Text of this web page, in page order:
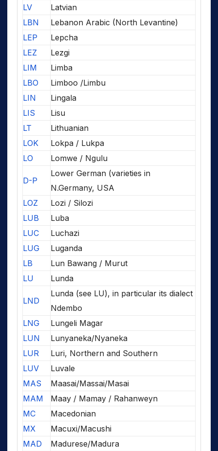
LV
Latvian
LBN
Lebanon Arabic (North Levantine)
LEP
Lepcha
LEZ
Lezgi
LIM
Limba
LBO
Limboo /Limbu
LIN
Lingala
LIS
Lisu
LT
Lithuanian
LOK
Lokpa / Lukpa
LO
Lomwe / Ngulu
D-P
Lower German (varieties in
N.Germany, USA
LOZ
Lozi / Silozi
LUB
Luba
LUC
Luchazi
LUG
Luganda
LB
Lun Bawang / Murut
LU
Lunda
LND
Lunda (see LU), in particular its dialect
Ndembo
LNG
Lungeli Magar
LUN
Lunyaneka/Nyaneka
LUR
Luri, Northern and Southern
LUV
Luvale
MAS
Maasai/Massai/Masai
MAM
Maay / Mamay / Rahanweyn
MC
Macedonian
MX
Macuxi/Macushi
MAD
Madurese/Madura